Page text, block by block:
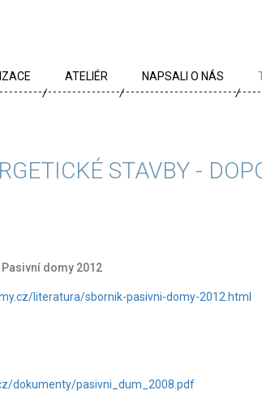
ATELIÉR
KRÉDA
NAPSALI O NÁS
STAVBY -
Pasivní domy 2012
literatura/sbornik-pasivni-domy-2012.html
dokumenty/pasivni_dum_2008.pdf